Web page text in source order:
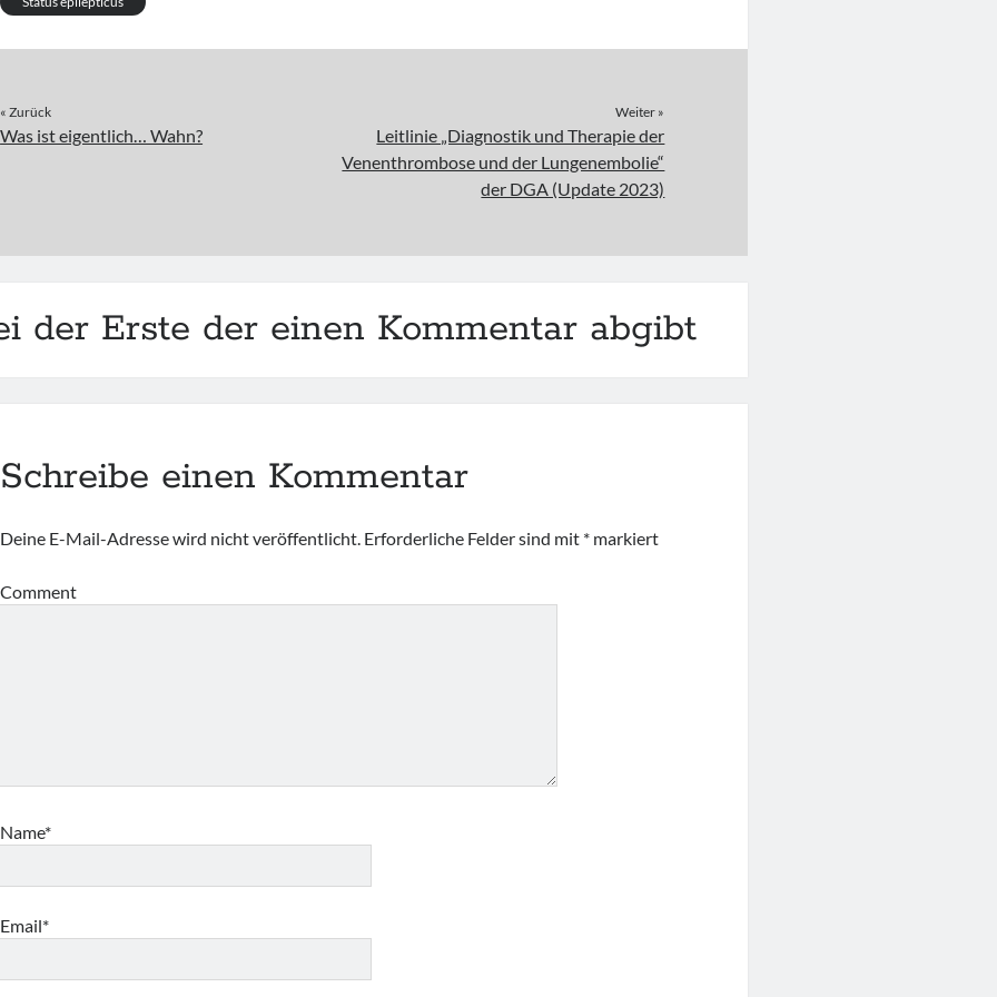
« Zurück
Was ist eigentlich… Wahn?
Weiter »
Leitlinie „Diagnostik und Therapie der
Venenthrombose und der Lungenembolie“
der DGA (Update 2023)
der Erste der einen Kommentar abgibt
Schreibe einen Kommentar
Deine E-Mail-Adresse wird nicht veröffentlicht. Erforderliche Felder sind mit * markiert
Comment
Name*
Email*